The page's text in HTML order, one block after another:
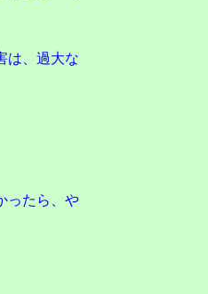
は、過大な
ったら、や